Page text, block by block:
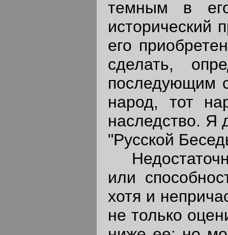
темным в
исторический
его
сделать,
последующим
народ, тот
наследство. Я
"Русской
или
хотя и
не только